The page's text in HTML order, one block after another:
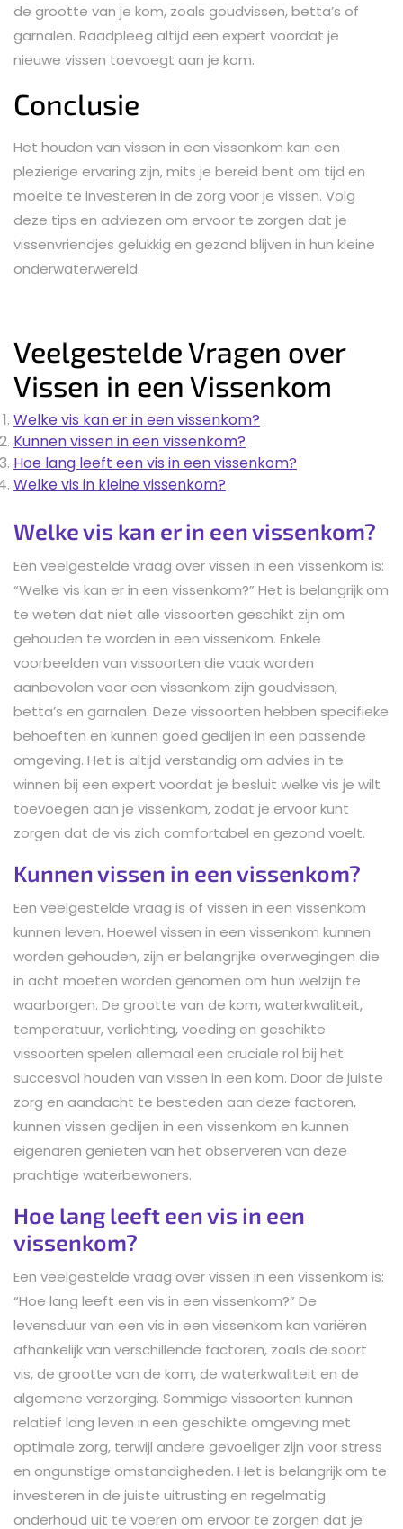
de grootte van je kom, zoals goudvissen, betta’s of
garnalen. Raadpleeg altijd een expert voordat je
nieuwe vissen toevoegt aan je kom.
Conclusie
Het houden van vissen in een vissenkom kan een
plezierige ervaring zijn, mits je bereid bent om tijd en
moeite te investeren in de zorg voor je vissen. Volg
deze tips en adviezen om ervoor te zorgen dat je
vissenvriendjes gelukkig en gezond blijven in hun kleine
onderwaterwereld.
Veelgestelde Vragen over
Vissen in een Vissenkom
Welke vis kan er in een vissenkom?
Kunnen vissen in een vissenkom?
Hoe lang leeft een vis in een vissenkom?
Welke vis in kleine vissenkom?
Welke vis kan er in een vissenkom?
Een veelgestelde vraag over vissen in een vissenkom is:
“Welke vis kan er in een vissenkom?” Het is belangrijk om
te weten dat niet alle vissoorten geschikt zijn om
gehouden te worden in een vissenkom. Enkele
voorbeelden van vissoorten die vaak worden
aanbevolen voor een vissenkom zijn goudvissen,
betta’s en garnalen. Deze vissoorten hebben specifieke
behoeften en kunnen goed gedijen in een passende
omgeving. Het is altijd verstandig om advies in te
winnen bij een expert voordat je besluit welke vis je wilt
toevoegen aan je vissenkom, zodat je ervoor kunt
zorgen dat de vis zich comfortabel en gezond voelt.
Kunnen vissen in een vissenkom?
Een veelgestelde vraag is of vissen in een vissenkom
kunnen leven. Hoewel vissen in een vissenkom kunnen
worden gehouden, zijn er belangrijke overwegingen die
in acht moeten worden genomen om hun welzijn te
waarborgen. De grootte van de kom, waterkwaliteit,
temperatuur, verlichting, voeding en geschikte
vissoorten spelen allemaal een cruciale rol bij het
succesvol houden van vissen in een kom. Door de juiste
zorg en aandacht te besteden aan deze factoren,
kunnen vissen gedijen in een vissenkom en kunnen
eigenaren genieten van het observeren van deze
prachtige waterbewoners.
Hoe lang leeft een vis in een
vissenkom?
Een veelgestelde vraag over vissen in een vissenkom is:
“Hoe lang leeft een vis in een vissenkom?” De
levensduur van een vis in een vissenkom kan variëren
afhankelijk van verschillende factoren, zoals de soort
vis, de grootte van de kom, de waterkwaliteit en de
algemene verzorging. Sommige vissoorten kunnen
relatief lang leven in een geschikte omgeving met
optimale zorg, terwijl andere gevoeliger zijn voor stress
en ongunstige omstandigheden. Het is belangrijk om te
investeren in de juiste uitrusting en regelmatig
onderhoud uit te voeren om ervoor te zorgen dat je